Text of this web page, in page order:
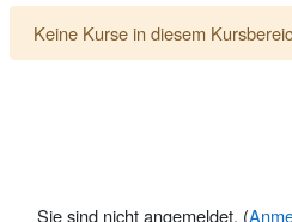
Keine Kurse in diesem
Sie sind nicht angemeldet. (